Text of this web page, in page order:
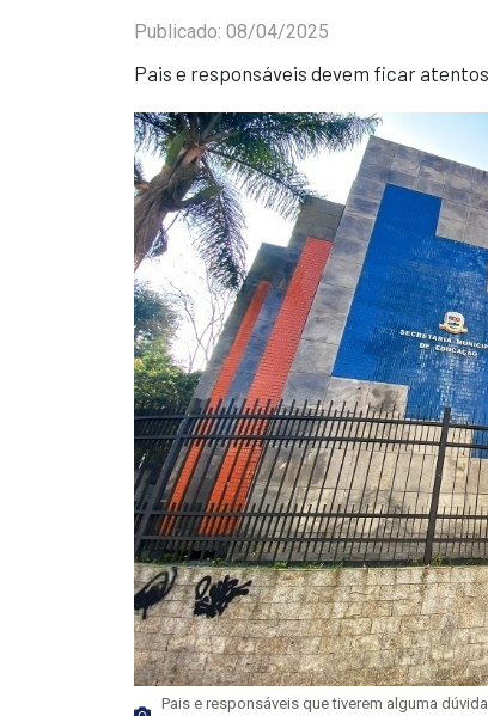
Publicado: 08/04/2025
Pais e responsáveis devem ficar
Pais e responsáveis que tiverem alguma